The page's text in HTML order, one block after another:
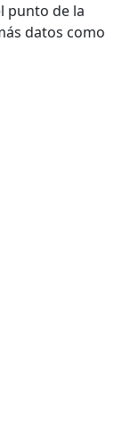
punto de la
datos como